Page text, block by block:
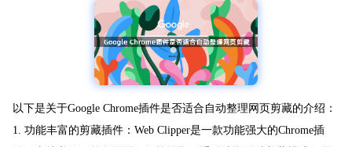
以下是关于Google Chrome插件是否适合自动整理网页剪藏的介绍：
1. 功能丰富的剪藏插件：Web Clipper是一款功能强大的Chrome插